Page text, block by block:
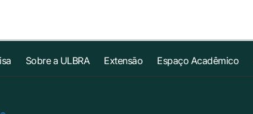
Sobre a ULBRA Extensão Espaço Acadêmico